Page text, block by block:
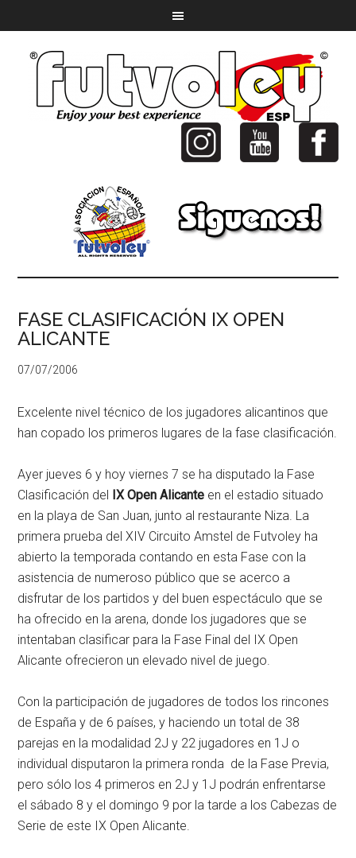
FASE CLASIFICACIÓN IX OPEN
ALICANTE
07/07/2006
Excelente nivel técnico de los jugadores alicantinos que
han copado los primeros lugares de la fase clasificación.
Ayer jueves 6 y hoy viernes 7 se ha disputado la Fase
Clasificación del IX Open Alicante en el estadio situado
en la playa de San Juan, junto al restaurante Niza. La
primera prueba del XIV Circuito Amstel de Futvoley ha
abierto la temporada contando en esta Fase con la
asistencia de numeroso público que se acerco a
disfrutar de los partidos y del buen espectáculo que se
ha ofrecido en la arena, donde los jugadores que se
intentaban clasificar para la Fase Final del IX Open
Alicante ofrecieron un elevado nivel de juego.
Con la participación de jugadores de todos los rincones
de España y de 6 países, y haciendo un total de 38
parejas en la modalidad 2J y 22 jugadores en 1J o
individual disputaron la primera ronda de la Fase Previa,
pero sólo los 4 primeros en 2J y 1J podrán enfrentarse
el sábado 8 y el domingo 9 por la tarde a los Cabezas de
Serie de este IX Open Alicante.